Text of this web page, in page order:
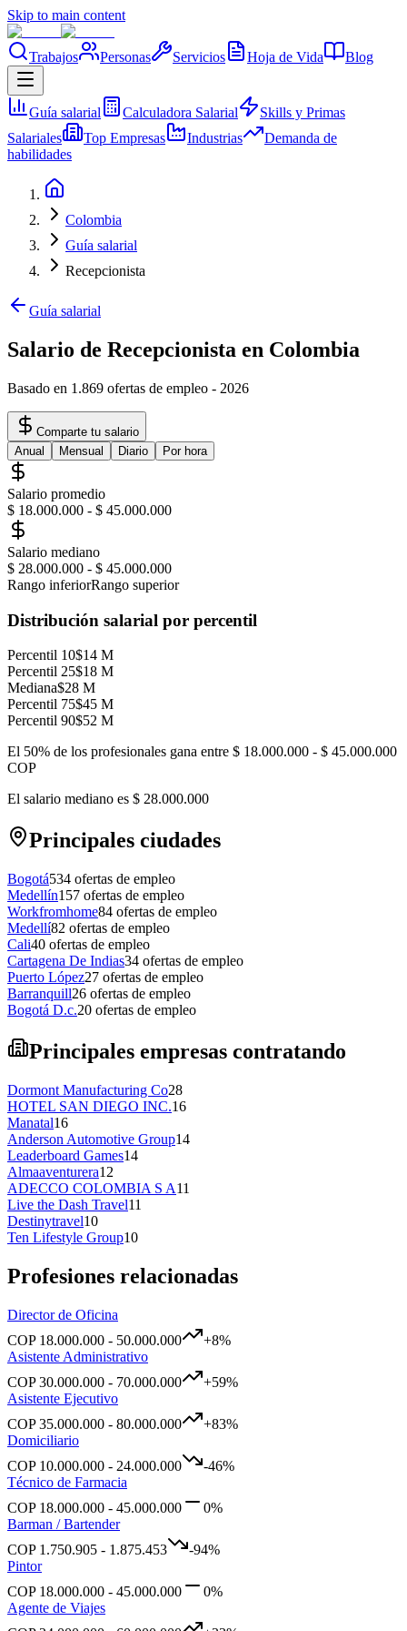
Skip to main content
Trabajos Personas Servicios Hoja de Vida Blog
Guía salarial Calculadora Salarial
Skills y Primas
Salariales
Top Empresas Industrias
Demanda de
habilidades
Colombia
Guía salarial
Recepcionista
Guía salarial
Salario de Recepcionista en Colombia
Basado en 1.869 ofertas de empleo - 2026
Comparte tu salario
Anual
Mensual Diario Por hora
Salario promedio
$ 18.000.000 - $ 45.000.000
Salario mediano
$ 28.000.000 - $ 45.000.000
Rango inferiorRango superior
Distribución salarial por percentil
Percentil 10$14 M
Percentil 25$18 M
Mediana$28 M
Percentil 75$45 M
Percentil 90$52 M
El 50% de los profesionales gana entre $ 18.000.000 - $ 45.000.000
COP
El salario mediano es $ 28.000.000
Principales ciudades
Bogotá534 ofertas de empleo
Medellín157 ofertas de empleo
Workfromhome84 ofertas de empleo
Medellí82 ofertas de empleo
Cali40 ofertas de empleo
Cartagena De Indias34 ofertas de empleo
Puerto López27 ofertas de empleo
Barranquill26 ofertas de empleo
Bogotá D.c.20 ofertas de empleo
Principales empresas contratando
Dormont Manufacturing Co28
HOTEL SAN DIEGO INC.16
Manatal16
Anderson Automotive Group14
Leaderboard Games14
Almaaventurera12
ADECCO COLOMBIA S A11
Live the Dash Travel11
Destinytravel10
Ten Lifestyle Group10
Profesiones relacionadas
Director de Oficina
COP 18.000.000 - 50.000.000 +8%
Asistente Administrativo
COP 30.000.000 - 70.000.000 +59%
Asistente Ejecutivo
COP 35.000.000 - 80.000.000 +83%
Domiciliario
COP 10.000.000 - 24.000.000 -46%
Técnico de Farmacia
COP 18.000.000 - 45.000.000 0%
Barman / Bartender
COP 1.750.905 - 1.875.453 -94%
Pintor
COP 18.000.000 - 45.000.000 0%
Agente de Viajes